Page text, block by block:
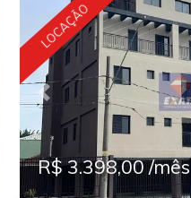
Previous
LOCAÇÃO
R$ 3.398,00 /mês